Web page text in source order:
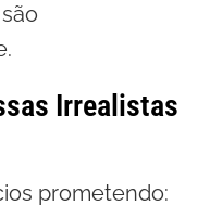
Irrealistas
prometendo: